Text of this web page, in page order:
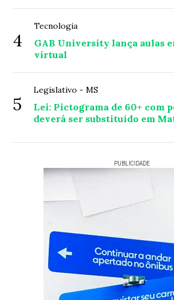
4
Tecnologia
GAB University lança aulas
virtual
5
Legislativo - MS
Lei: Pictograma de 60+ com
deverá ser substituído em
PUBLICIDADE